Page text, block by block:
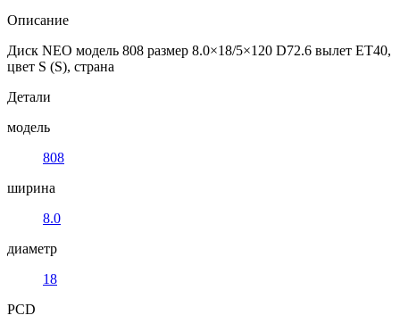
Описание
Диск NEO модель 808 размер 8.0×18/5×120 D72.6 вылет ET40,
цвет S (S), страна
Детали
модель
808
ширина
8.0
диаметр
18
PCD